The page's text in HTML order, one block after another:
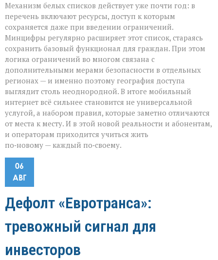
Механизм белых списков действует уже почти год: в
перечень включают ресурсы, доступ к которым
сохраняется даже при введении ограничений.
Минцифры регулярно расширяет этот список, стараясь
сохранить базовый функционал для граждан. При этом
логика ограничений во многом связана с
дополнительными мерами безопасности в отдельных
регионах — и именно поэтому география доступа
выглядит столь неоднородной. В итоге мобильный
интернет всё сильнее становится не универсальной
услугой, а набором правил, которые заметно отличаются
от места к месту. И в этой новой реальности и абонентам,
и операторам приходится учиться жить
по‑новому — каждый по‑своему.
06
АВГ
Дефолт «Евротранса»:
тревожный сигнал для
инвесторов